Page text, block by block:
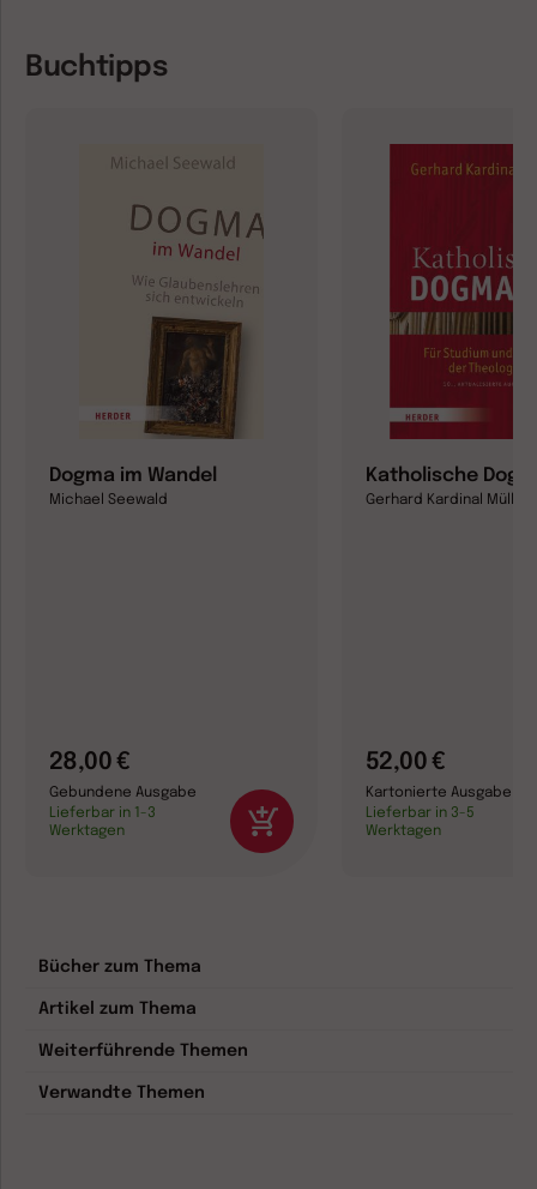
Buchtipps
Dogma im Wandel
Michael Seewald
28,00 €
Gebundene Ausgabe
Lieferbar in 1-3
Werktagen
Katholische
Gerhard Kardinal Müller
52,00 €
Kartonierte Ausgabe
Lieferbar in 3-5
Werktagen
Bücher zum Thema
Artikel zum Thema
Weiterführende Themen
Verwandte Themen